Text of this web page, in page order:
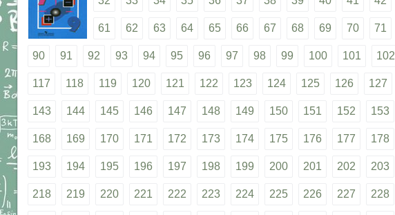
61 62 63 64 65 66 67 68 69 70 71
90 91 92 93 94 95 96 97 98 99 100 101 102
117 118 119 120 121 122 123 124 125 126 127
143 144 145 146 147 148 149 150 151 152 153
168 169 170 171 172 173 174 175 176 177 178
193 194 195 196 197 198 199 200 201 202 203
218 219 220 221 222 223 224 225 226 227 228